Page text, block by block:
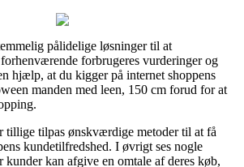
pålidelige løsninger til at
forbrugeres vurderinger og
hjælp, at du kigger på internet shoppens
manden med leen, 150 cm forud for at
tillige tilpas ønskværdige metoder til at få
kundetilfredshed. I øvrigt ses nogle
kunder kan afgive en omtale af deres køb,